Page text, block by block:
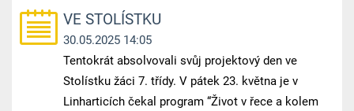
VE STOLÍSTKU
30.05.2025 14:05
Tentokrát absolvovali svůj projektový den ve
Stolístku žáci 7. třídy. V pátek 23. května je v
Linharticích čekal program “Život v řece a kolem